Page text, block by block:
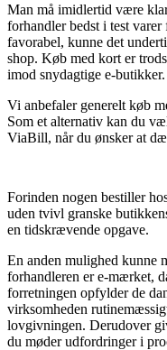
Man må imidlertid være
forhandler bedst i test
favorabel, kunne det
shop. Køb med kort er
imod snydagtige e-butikker.
Vi anbefaler generelt køb
Som et alternativ kan du
ViaBill, når du ønsker at
Forinden nogen bestiller
uden tvivl granske
en tidskrævende opgave.
En anden mulighed kunne
forhandleren er e-mærket,
forretningen opfylder de
virksomheden
lovgivningen. Derudover
du møder udfordringer i